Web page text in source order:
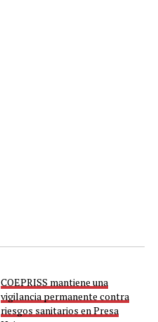
COEPRISS mantiene una
vigilancia permanente contra
riesgos sanitarios en Presa